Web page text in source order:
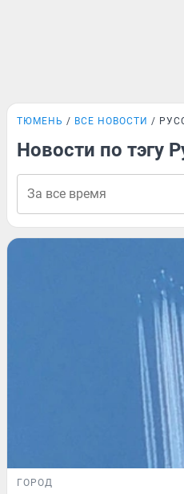
ТЮМЕНЬ ВСЕ НОВОСТИ
Новости по тэгу
ГОРОД